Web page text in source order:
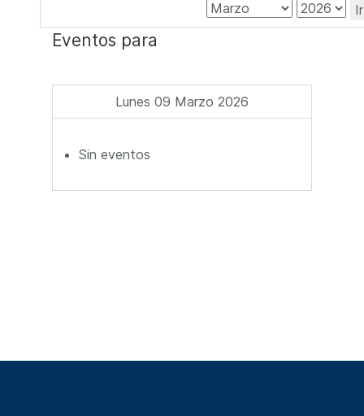
Eventos para
Lunes 09 Marzo 2026
Sin eventos